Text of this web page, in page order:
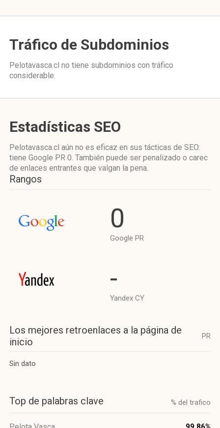
Tráfico de Subdominios
Pelotavasca.cl no tiene subdominios con tráfico
considerable.
Estadísticas SEO
Pelotavasca.cl aún no es eficaz en sus tácticas de SEO:
tiene Google PR 0. También puede ser penalizado o carec
de enlaces entrantes que valgan la pena.
Rangos
0
Google PR
-
Yandex CY
Los mejores retroenlaces a la página de
inicio
PR
Sin dato
Top de palabras clave % del trafico